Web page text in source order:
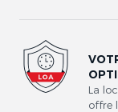
La
offre